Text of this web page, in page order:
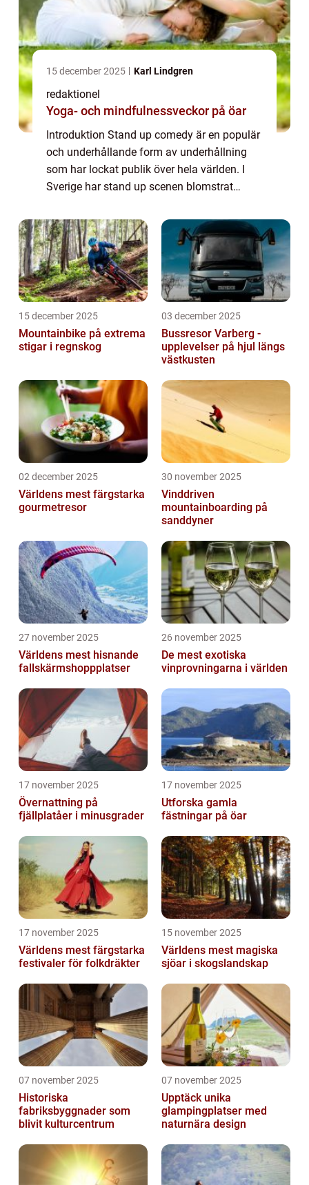
15 december 2025 Karl Lindgren
redaktionel
Yoga- och mindfulnessveckor på öar
Introduktion Stand up comedy är en populär
och underhållande form av underhållning
som har lockat publik över hela världen. I
Sverige har stand up scenen blomstrat
upphov till en rad talangfulla komiker. I de...
15 december 2025
Mountainbike på extrema
stigar i regnskog
03 december 2025
Bussresor Varberg -
upplevelser på hjul längs
västkusten
02 december 2025
Världens mest färgstarka
gourmetresor
30 november 2025
Vinddriven
mountainboarding på
sanddyner
27 november 2025
Världens mest hisnande
fallskärmshoppplatser
26 november 2025
De mest exotiska
vinprovningarna i världen
17 november 2025
Övernattning på
fjällplatåer i minusgrader
17 november 2025
Utforska gamla
fästningar på öar
17 november 2025
Världens mest färgstarka
festivaler för folkdräkter
15 november 2025
Världens mest magiska
sjöar i skogslandskap
07 november 2025
Historiska
fabriksbyggnader som
blivit kulturcentrum
07 november 2025
Upptäck unika
glampingplatser med
naturnära design